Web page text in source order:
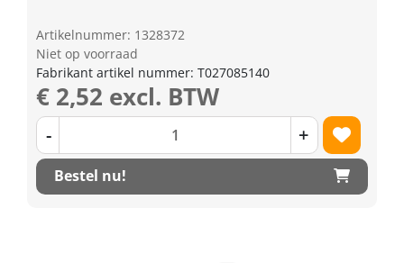
Artikelnummer: 1328372
Niet op voorraad
Fabrikant artikel nummer: T027085140
€ 2,52 excl. BTW
- +
Bestel nu!